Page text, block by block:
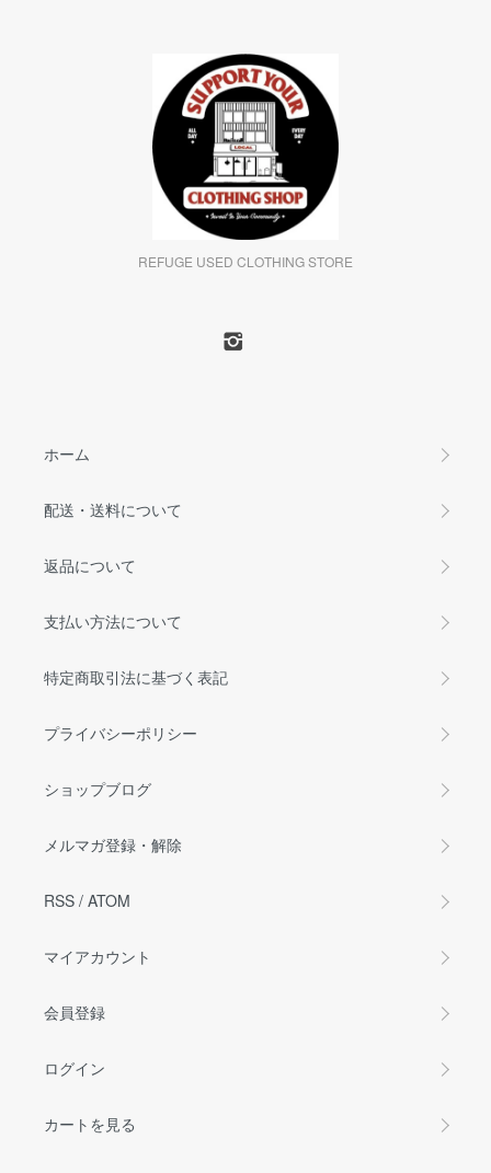
REFUGE USED CLOTHING STORE
ホーム
配送・送料について
返品について
支払い方法について
特定商取引法に基づく表記
プライバシーポリシー
ショップブログ
メルマガ登録・解除
RSS / ATOM
マイアカウント
会員登録
ログイン
カートを見る